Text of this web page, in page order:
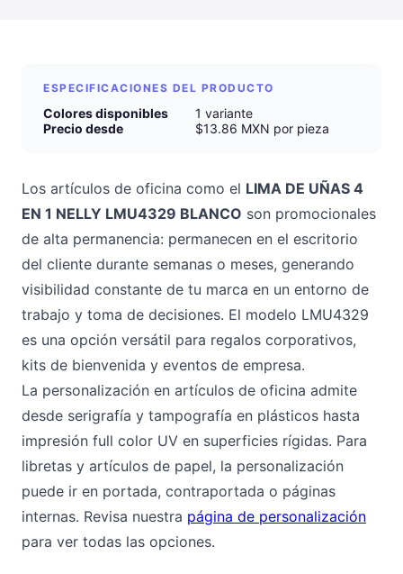
ESPECIFICACIONES DEL PRODUCTO
Colores disponibles
1 variante
Precio desde
$13.86 MXN por pieza
Los artículos de oficina como el LIMA DE UÑAS 4
EN 1 NELLY LMU4329 BLANCO son promocionales
de alta permanencia: permanecen en el escritorio
del cliente durante semanas o meses, generando
visibilidad constante de tu marca en un entorno de
trabajo y toma de decisiones. El modelo LMU4329
es una opción versátil para regalos corporativos,
kits de bienvenida y eventos de empresa.
La personalización en artículos de oficina admite
desde serigrafía y tampografía en plásticos hasta
impresión full color UV en superficies rígidas. Para
libretas y artículos de papel, la personalización
puede ir en portada, contraportada o páginas
internas. Revisa nuestra página de personalización
para ver todas las opciones.